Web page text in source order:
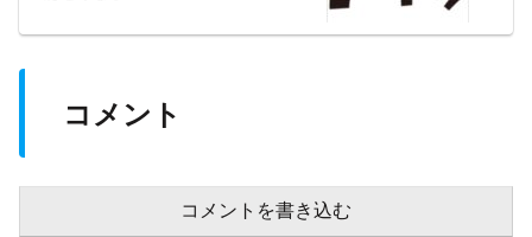
コメント
コメントを書き込む